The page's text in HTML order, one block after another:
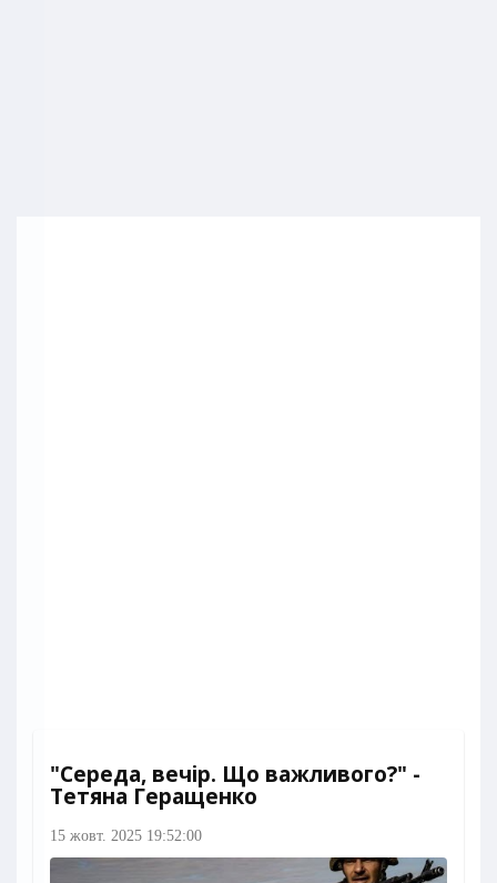
"Середа, вечір. Що важливого?" -
Тетяна Геращенко
15 жовт. 2025 19:52:00